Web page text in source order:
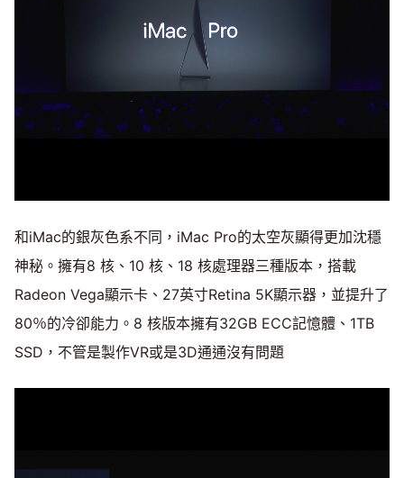
和iMac的銀灰色系不同，iMac Pro的太空灰顯得更加沈穩
神秘。擁有8 核、10 核、18 核處理器三種版本，搭載
Radeon Vega顯示卡、27英寸Retina 5K顯示器，並提升了
80％的冷卻能力。8 核版本擁有32GB ECC記憶體、1TB
SSD，不管是製作VR或是3D通通沒有問題